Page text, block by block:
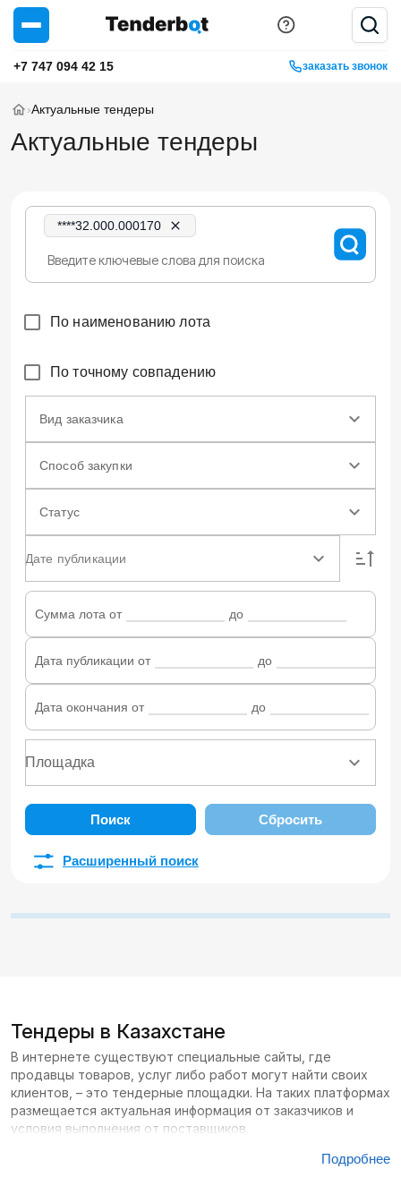
+7 747 094 42 15 заказать звонок
›Актуальные тендеры
Актуальные тендеры
****32.000.000170
По наименованию лота
По точному совпадению
Вид заказчика
Способ закупки
Статус
Дате публикации
Сумма лота от до
Дата публикации от до
Дата окончания от до
Поиск Сбросить
Расширенный поиск
Тендеры в Казахстане
В интернете существуют специальные сайты, где
продавцы товаров, услуг либо работ могут найти своих
клиентов, – это тендерные площадки. На таких платформах
размещается актуальная информация от заказчиков и
условия выполнения от поставщиков.
Подробнее